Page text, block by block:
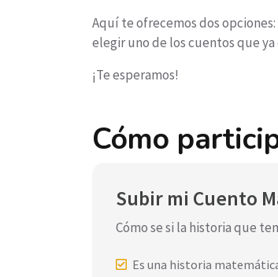
Aquí te ofrecemos dos
elegir uno de los cuentos que
¡Te esperamos!
Cómo
Subir mi Cuento
Cómo se si la historia que
Es una historia